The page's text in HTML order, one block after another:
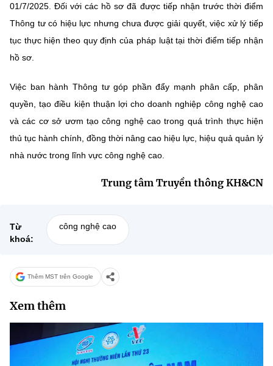
01/7/2025. Đối với các hồ sơ đã được tiếp nhận trước thời điểm
Thông tư có hiệu lực nhưng chưa được giải quyết, việc xử lý tiếp
tục thực hiện theo quy định của pháp luật tại thời điểm tiếp nhận
hồ sơ.
Việc ban hành Thông tư góp phần đẩy mạnh phân cấp, phân
quyền, tạo điều kiện thuận lợi cho doanh nghiệp công nghệ cao
và các cơ sở ươm tạo công nghệ cao trong quá trình thực hiện
thủ tục hành chính, đồng thời nâng cao hiệu lực, hiệu quả quản lý
nhà nước trong lĩnh vực công nghệ cao.
Trung tâm Truyền thông KH&CN
Từ
khoá:
công nghệ cao
Thêm MST trên Google
Xem thêm